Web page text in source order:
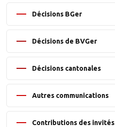
Décisions BGer
Décisions de BVGer
Décisions cantonales
Autres communications
Contributions des invités